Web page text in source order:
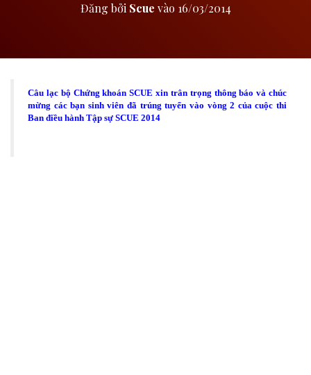
Đăng bởi Scue vào 16/03/2014
Câu lạc bộ Chứng khoán SCUE xin trân trọng thông báo và chúc
mừng các bạn sinh viên đã trúng tuyển vào vòng 2 của cuộc thi
Ban điều hành Tập sự SCUE 2014